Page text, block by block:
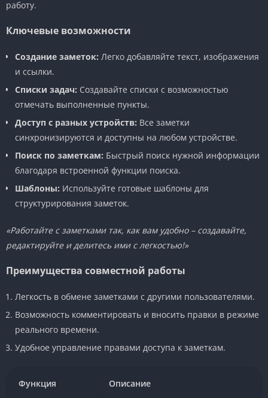
работу.
Ключевые возможности
Создание заметок: Легко добавляйте текст, изображения
и ссылки.
Списки задач: Создавайте списки с возможностью
отмечать выполненные пункты.
Доступ с разных устройств: Все заметки
синхронизируются и доступны на любом устройстве.
Поиск по заметкам: Быстрый поиск нужной информации
благодаря встроенной функции поиска.
Шаблоны: Используйте готовые шаблоны для
структурирования заметок.
«Работайте с заметками так, как вам удобно – создавайте,
редактируйте и делитесь ими с легкостью!»
Преимущества совместной работы
Легкость в обмене заметками с другими пользователями.
Возможность комментировать и вносить правки в режиме
реального времени.
Удобное управление правами доступа к заметкам.
Функция Описание